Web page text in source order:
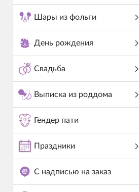
Шары из фольги
День рождения
Свадьба
Выписка из роддома
Гендер пати
Праздники
С надписью на заказ